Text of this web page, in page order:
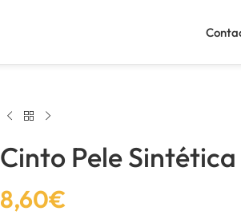
Cinto Pele Sintética
8,60€